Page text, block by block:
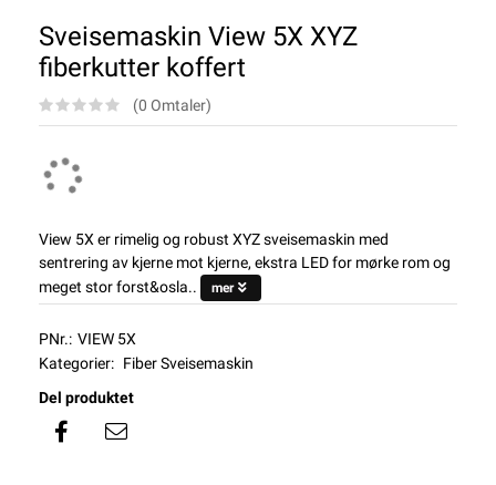
Sveisemaskin View 5X XYZ
fiberkutter koffert
(0 Omtaler)
View 5X er rimelig og robust XYZ sveisemaskin med
sentrering av kjerne mot kjerne, ekstra LED for mørke rom og
meget stor forst&osla..
mer
PNr.: VIEW 5X
Kategorier: Fiber Sveisemaskin
Del produktet